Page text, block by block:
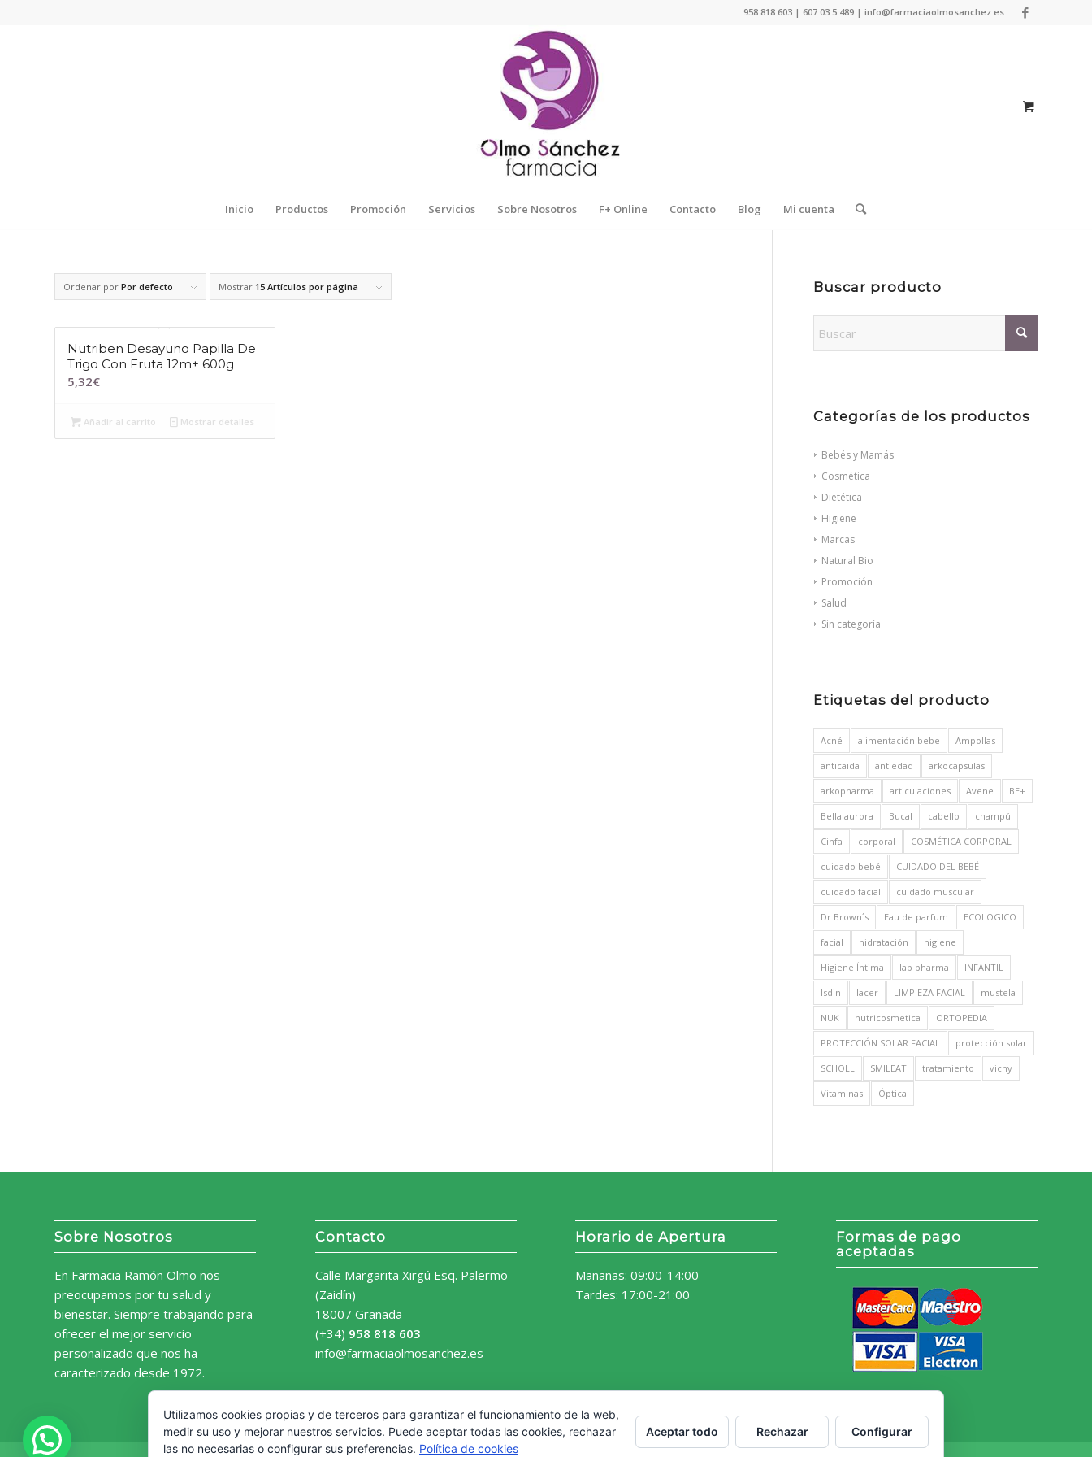
958 818 603 | 607 03 5 489 | info@farmaciaolmosanchez.es
Inicio Productos Promoción Servicios Sobre Nosotros F+ Online Contacto Blog Mi cuenta
Ordenar por Por defecto Mostrar 15 Artículos por página
Nutriben Desayuno Papilla De
Trigo Con Fruta 12m+ 600g
5,32€
Añadir al carrito Mostrar detalles
Buscar producto
Categorías de los productos
Bebés y Mamás
Cosmética
Dietética
Higiene
Marcas
Natural Bio
Promoción
Salud
Sin categoría
Etiquetas del producto
Acné alimentación bebe Ampollas
anticaida antiedad arkocapsulas
arkopharma articulaciones Avene BE+
Bella aurora Bucal cabello champú
Cinfa corporal COSMÉTICA CORPORAL
cuidado bebé CUIDADO DEL BEBÉ
cuidado facial cuidado muscular
Dr Brown´s Eau de parfum ECOLOGICO
facial hidratación higiene
Higiene Íntima Iap pharma INFANTIL
Isdin lacer LIMPIEZA FACIAL mustela
NUK nutricosmetica ORTOPEDIA
PROTECCIÓN SOLAR FACIAL protección solar
SCHOLL SMILEAT tratamiento vichy
Vitaminas Óptica
Sobre Nosotros
En Farmacia Ramón Olmo nos
preocupamos por tu salud y
bienestar. Siempre trabajando para
ofrecer el mejor servicio
personalizado que nos ha
caracterizado desde 1972.
Contacto
Calle Margarita Xirgú Esq. Palermo
(Zaidín)
18007 Granada
(+34) 958 818 603
info@farmaciaolmosanchez.es
Horario de Apertura
Mañanas: 09:00-14:00
Tardes: 17:00-21:00
Formas de pago
aceptadas
Utilizamos cookies propias y de terceros para garantizar el funcionamiento de la web,
medir su uso y mejorar nuestros servicios. Puede aceptar todas las cookies, rechazar
las no necesarias o configurar sus preferencias. Política de cookies
Aceptar todo Rechazar Configurar